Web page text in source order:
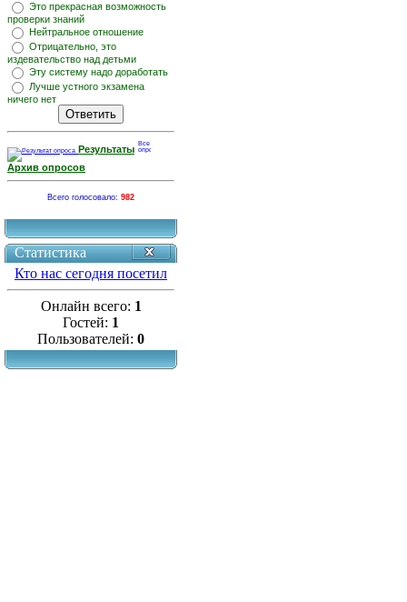
Это прекрасная возможность
проверки знаний
Нейтральное отношение
Отрицательно, это
издевательство над детьми
Эту систему надо доработать
Лучше устного экзамена
ничего нет
Результаты
Архив опросов
Всего голосовало: 982
Статистика
Кто нас сегодня посетил
Онлайн всего: 1
Гостей: 1
Пользователей: 0